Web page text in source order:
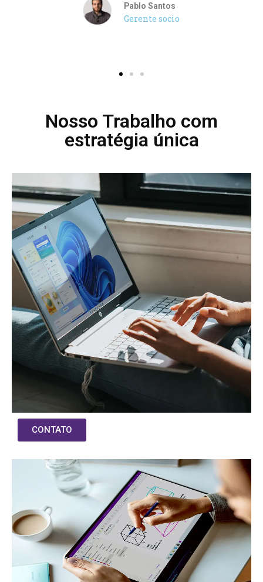
Pablo Santos
Gerente socio
Nosso Trabalho com
estratégia única
CONTATO